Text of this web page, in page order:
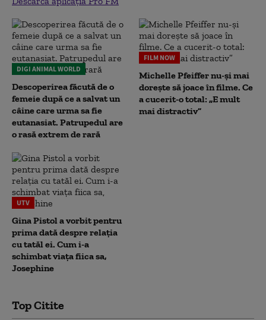
DIGI ANIMAL WORLD
Descoperirea făcută de o
femeie după ce a salvat un
câine care urma sa fie
eutanasiat. Patrupedul are
o rasă extrem de rară
FILM NOW
Michelle Pfeiffer nu-și mai
dorește să joace în filme. Ce
a cucerit-o total: „E mult
mai distractiv”
UTV
Gina Pistol a vorbit pentru
prima dată despre relația
cu tatăl ei. Cum i-a
schimbat viața fiica sa,
Josephine
Top Citite